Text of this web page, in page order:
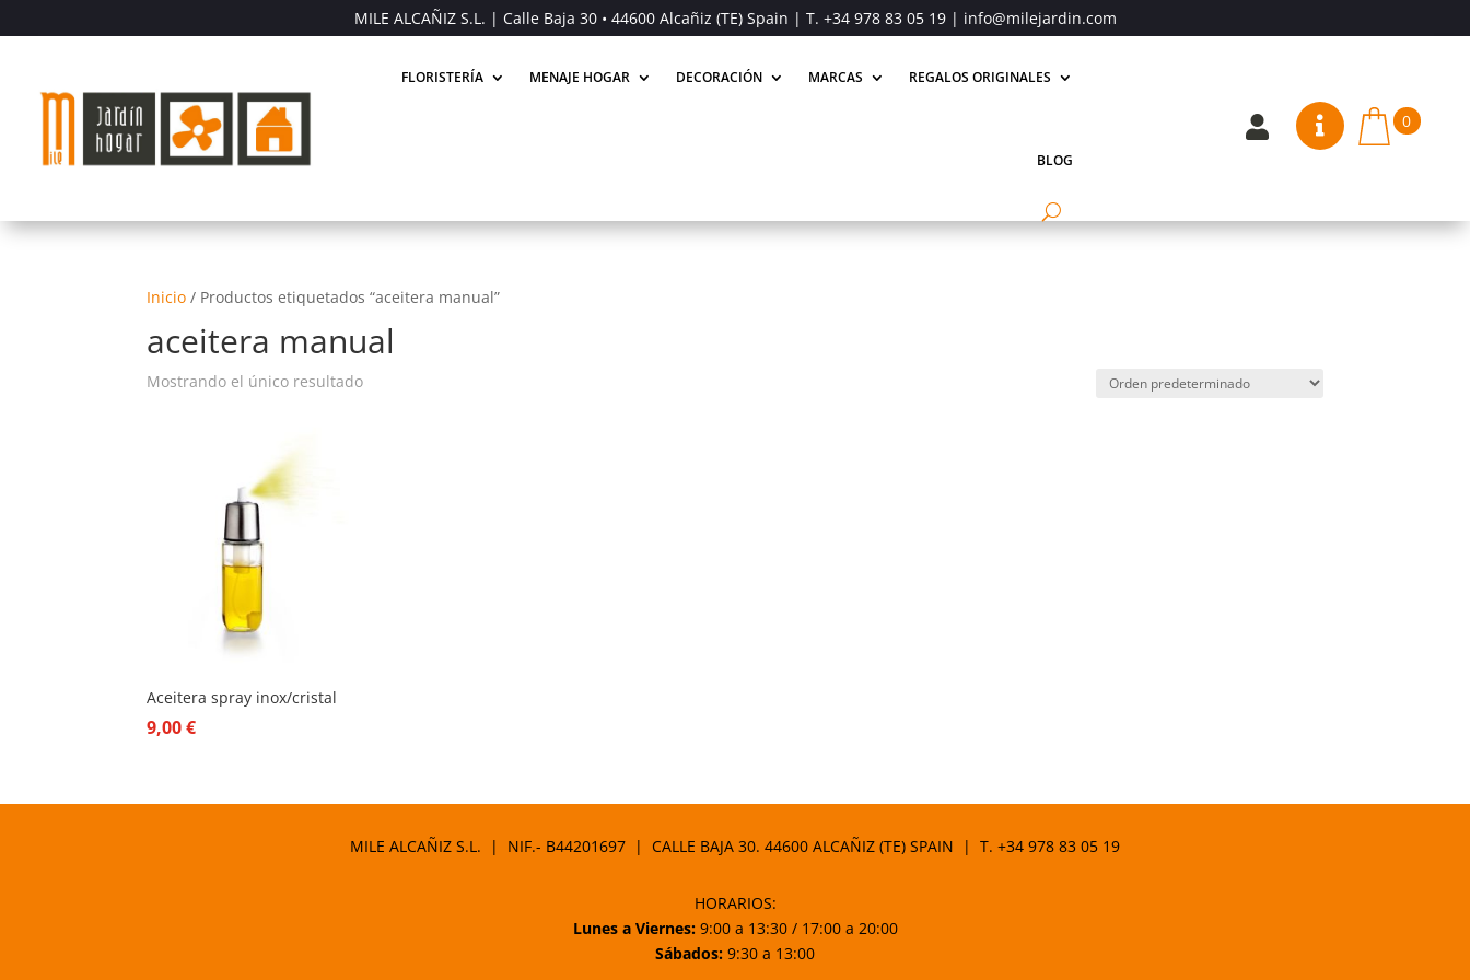
MILE ALCAÑIZ S.L. | Calle Baja 30 • 44600 Alcañiz (TE) Spain | T. +34 978 83 05 19| info@milejardin.com
FLORISTERÍA MENAJE HOGAR DECORACIÓN MARCAS REGALOS ORIGINALES
BLOG
  0
Inicio / Productos etiquetados “aceitera manual”
aceitera manual
Mostrando el único resultado
Aceitera spray inox/cristal
9,00€
MILE ALCAÑIZ S.L. | NIF.- B44201697 | CALLE BAJA 30. 44600 ALCAÑIZ (TE) SPAIN | T. +34 978 83 05 19
HORARIOS:
Lunes a Viernes:9:00 a 13:30 / 17:00 a 20:00
Sábados: 9:30 a 13:00